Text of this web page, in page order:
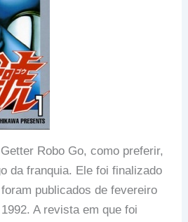
Robo Go, como preferir,
da franquia. Ele foi finalizado
publicados de fevereiro
A revista em que foi